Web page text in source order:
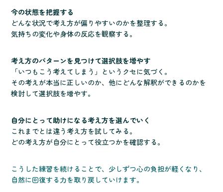
今の状態を把握する
どんな状況で考え方が偏りやすいのかを整理する。
気持ちの変化や身体の反応を観察する。
考え方のパターンを見つけて選択肢を増やす
「いつもこう考えてしまう」というクセに気づく。
その考えが本当に正しいのか、他にどんな解釈ができるのかを
検討して選択肢を増やす。
自分にとって助けになる考え方を選んでいく
これまでとは違う考え方を試してみる。
どの考え方が自分にとって役立つかを確認する。
こうした練習を続けることで、少しずつ心の負担が軽くなり、
自然に回復する力を取り戻していけます。